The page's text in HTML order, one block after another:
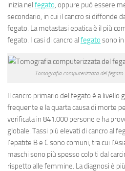
inizia nel fegato, oppure può essere
secondario, in cui il cancro si diffonde
fegato. La metastasi epatica è il più
fegato. I casi di cancro al fegato sono
Tomografia computerizzata del
Il cancro primario del fegato è a livello
frequente e la quarta causa di morte
verificata in 841.000 persone e ha
globale. Tassi più elevati di cancro al
l’epatite B e C sono comuni, tra cui
maschi sono più spesso colpiti dal
rispetto alle femmine. La diagnosi è